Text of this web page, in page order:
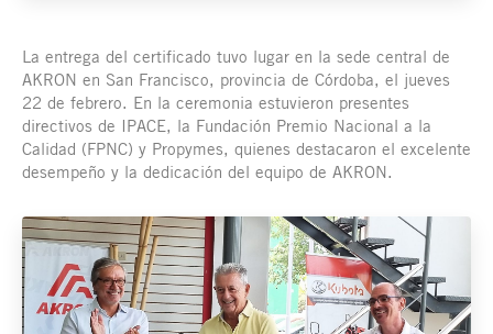
La entrega del certificado tuvo lugar en la sede central de
AKRON en San Francisco, provincia de Córdoba, el jueves
22 de febrero. En la ceremonia estuvieron presentes
directivos de IPACE, la Fundación Premio Nacional a la
Calidad (FPNC) y Propymes, quienes destacaron el excelente
desempeño y la dedicación del equipo de AKRON.